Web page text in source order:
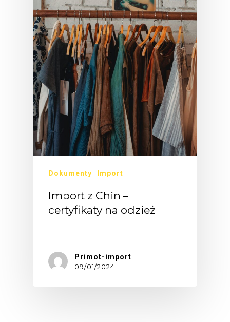
Dokumenty Import
Import z Chin –
certyfikaty na odzież
Primot-import
09/01/2024